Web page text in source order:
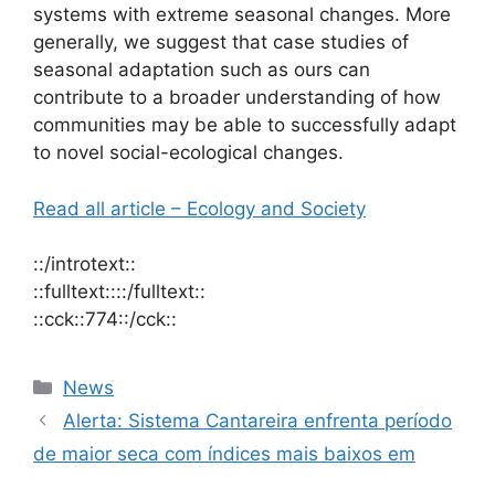
systems with extreme seasonal changes. More
generally, we suggest that case studies of
seasonal adaptation such as ours can
contribute to a broader understanding of how
communities may be able to successfully adapt
to novel social-ecological changes.
Read all article – Ecology and Society
::/introtext::
::fulltext::::/fulltext::
::cck::774::/cck::
News
Alerta: Sistema Cantareira enfrenta período
de maior seca com índices mais baixos em